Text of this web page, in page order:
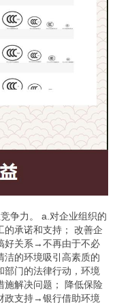
争力。 a.对企业组织的
承诺和支持； 改善企
好关系→不再由于不必
的环境吸引高素质的
门的法律行动，环境
施解决问题； 降低保险
政支持→银行借助环境